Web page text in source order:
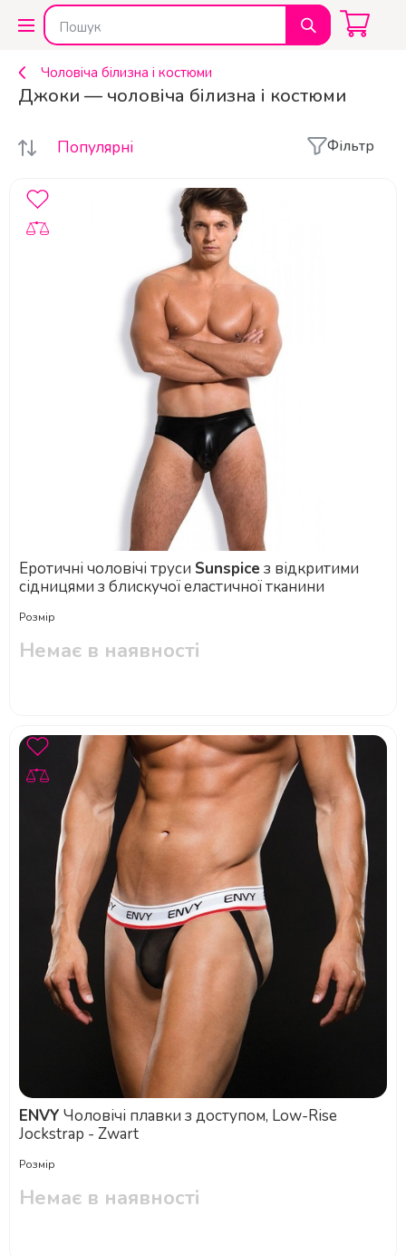
Чоловіча білизна і костюми
Джоки — чоловіча білизна і костюми
Популярні Фільтр
Еротичні чоловічі труси Sunspice з відкритими
сідницями з блискучої еластичної тканини
Розмір
Немає в наявності
ENVY
Jockstrap - Zwart
Розмір
Немає в наявності